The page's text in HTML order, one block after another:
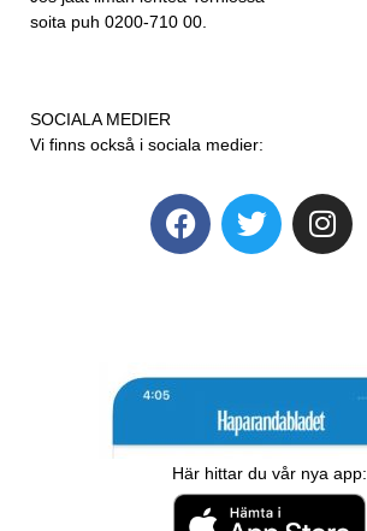
soita puh 0200-710 00.
SOCIALA MEDIER
Vi finns också i sociala medier:
Här hittar du vår nya app: